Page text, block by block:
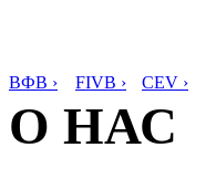
ВФВ › FIVB › CEV ›
О НАС